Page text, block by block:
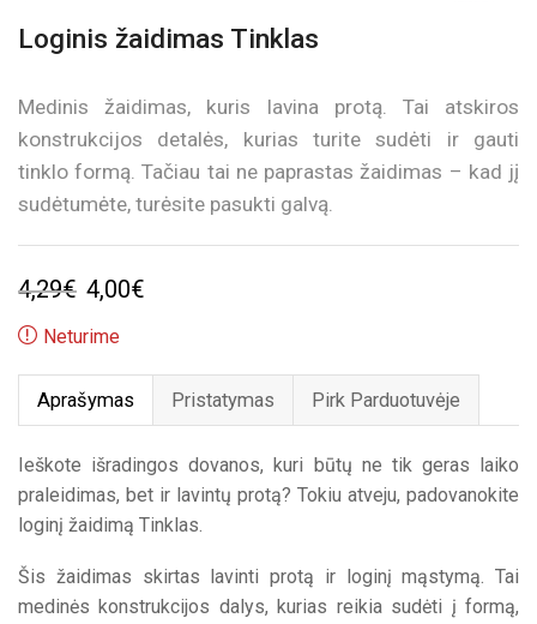
Loginis žaidimas Tinklas
Medinis žaidimas, kuris lavina protą. Tai atskiros
konstrukcijos detalės, kurias turite sudėti ir gauti
tinklo formą. Tačiau tai ne paprastas žaidimas – kad jį
sudėtumėte, turėsite pasukti galvą.
4,29€ Original
price
4,29€.
4,00€
4,00€.
Neturime
Aprašymas Pristatymas Pirk Parduotuvėje
Ieškote išradingos dovanos, kuri būtų ne tik geras laiko
praleidimas, bet ir lavintų protą? Tokiu atveju, padovanokite
loginį žaidimą Tinklas.
Šis žaidimas skirtas lavinti protą ir loginį mąstymą. Tai
medinės konstrukcijos dalys, kurias reikia sudėti į formą,